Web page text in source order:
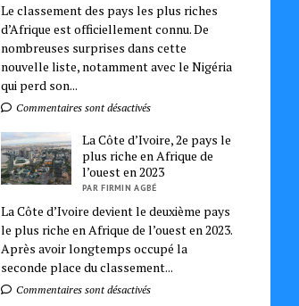
Le classement des pays les plus riches
d’Afrique est officiellement connu. De
nombreuses surprises dans cette
nouvelle liste, notamment avec le Nigéria
qui perd son...
Commentaires sont désactivés
La Côte d’Ivoire, 2e pays le
plus riche en Afrique de
l’ouest en 2023
PAR FIRMIN AGBÉ
La Côte d’Ivoire devient le deuxième pays
le plus riche en Afrique de l’ouest en 2023.
Après avoir longtemps occupé la
seconde place du classement...
Commentaires sont désactivés